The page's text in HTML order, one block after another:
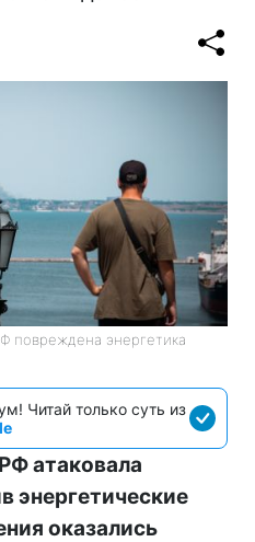
повреждена энергетика
Читай только суть из
атаковала
энергетические
оказались